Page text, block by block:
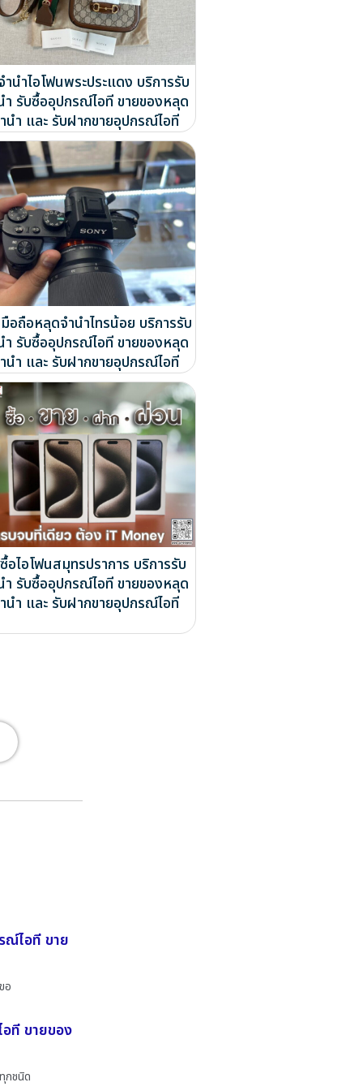
ำนำไอโฟนพระประแดง บริการรับ
ำ รับซื้ออุปกรณ์ไอที ขายของหลุด
นำ และ รับฝากขายอุปกรณ์ไอที
อถือหลุดจำนำไทรน้อย บริการรับ
ำ รับซื้ออุปกรณ์ไอที ขายของหลุด
นำ และ รับฝากขายอุปกรณ์ไอที
อไอโฟนสมุทรปราการ บริการรับ
ำ รับซื้ออุปกรณ์ไอที ขายของหลุด
นำ และ รับฝากขายอุปกรณ์ไอที
ณ์ไอที ขาย
อ
ที ขายของ
กชนิด